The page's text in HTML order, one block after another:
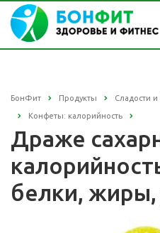
БонФит Продукты Сладости
Конфеты: калорийность
Драже
белки,